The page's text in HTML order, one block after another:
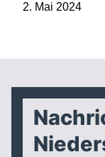
2. Mai 2024